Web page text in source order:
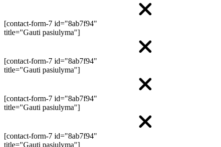
[contact-form-7 id="8ab7f94"
title="Gauti pasiulyma"]
[contact-form-7 id="8ab7f94"
title="Gauti pasiulyma"]
[contact-form-7 id="8ab7f94"
title="Gauti pasiulyma"]
[contact-form-7 id="8ab7f94"
title="Gauti pasiulyma"]